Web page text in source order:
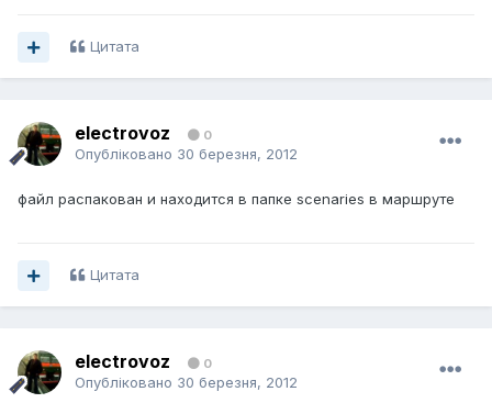
Цитата
electrovoz 0
Опубліковано 30 березня, 2012
файл распакован и находится в папке scenaries в маршруте
Цитата
electrovoz 0
Опубліковано 30 березня, 2012